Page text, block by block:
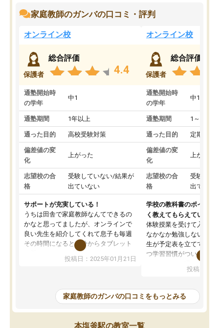
家庭教師のガンバの口コミ・評判
オンライン校
保護者
総合評価
4.4
通塾開始時
の学年
中1
通塾期間 1年以上
通った目的 高校受験対策
偏差値の変
化
上がった
志望校の合
格
受験していない/結果が
出ていない
サポートが充実している！
うちは田舎で家庭教師なんてできるの
かなと思ってましたが、オンラインで
良い先生を紹介してくれて息子も毎週
その時間になると自分からタブレット
を開いてzoomを繋げるようになりまし
た！5科目なんでもOKなのもとても気
めて1年ほどだった今では平均点以上の
科目が増えてきました！あと1年受験ま
であるので無料の週末教室を使用しな
がら頑張って欲しいと思います！
投稿日：2025年01月21日
オンライン校
保護者
総合評価
通塾開始時
の学年
中1
通塾期間 1～3ヵ月
通った目的 定期テス
偏差値の変
化
上がった
志望校の合
格
受験して
出ていな
学校の教科書のポイント
く教えてもらえている
体験授業を受けて入塾し
なかなか勉強しない息子
生が予定表を立ててくれ
つ学習習慣がついてきま
指導が無い日も予定表
問できるのでとても助か
投稿日：
家庭教師のガンバの口コミをもっとみる
本塩釜駅の教室一覧